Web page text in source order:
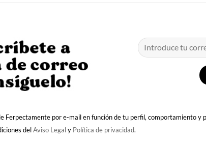
por e-mail en función de tu perfil, comportamiento y
delAviso Legaly Política de privacidad.